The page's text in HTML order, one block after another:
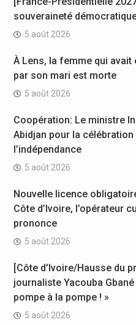
souveraineté
5 août 2026
À Lens, la femme qui
par son mari est morte
5 août 2026
Coopération: Le ministre
Abidjan pour la célébration
l’indépendance
5 août 2026
Nouvelle licence
Côte d’Ivoire, l’opérateur
prononce
5 août 2026
[Côte d’Ivoire/Hausse du
journaliste Yacouba Gbané
pompe à la pompe ! »
5 août 2026